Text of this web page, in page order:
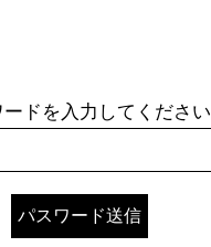
ドを入力してください